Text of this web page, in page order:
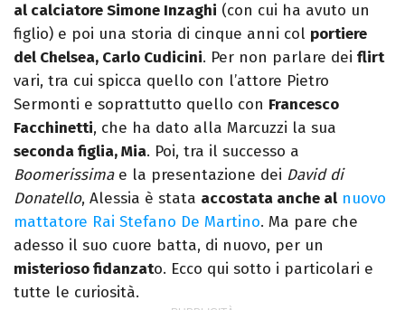
al calciatore Simone Inzaghi (con cui ha avuto un
figlio) e poi una storia di cinque anni col portiere
del Chelsea, Carlo Cudicini. Per non parlare dei flirt
vari, tra cui spicca quello con l’attore Pietro
Sermonti e soprattutto quello con Francesco
Facchinetti, che ha dato alla Marcuzzi la sua
seconda figlia, Mia. Poi, tra il successo a
Boomerissimae la presentazione dei David di
Donatello, Alessia è stata accostata anche al nuovo
mattatore Rai Stefano De Martino. Ma pare che
adesso il suo cuore batta, di nuovo, per un
misterioso fidanzato. Ecco qui sotto i particolari e
tutte le curiosità.